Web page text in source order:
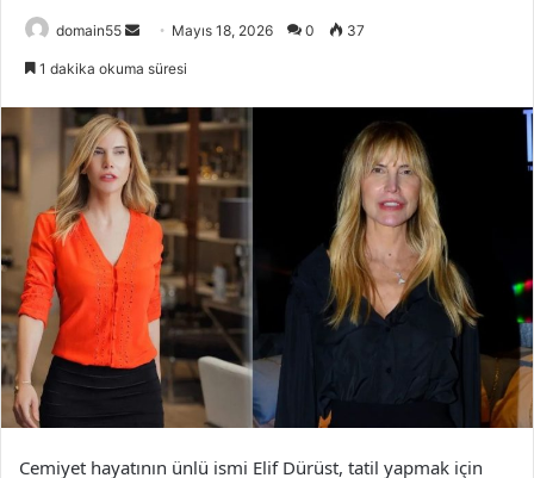
domain55
Bir
göndermek
Mayıs 18, 2026 0 37
1 dakika okuma süresi
Cemiyet hayatının ünlü ismi Elif Dürüst, tatil yapmak için